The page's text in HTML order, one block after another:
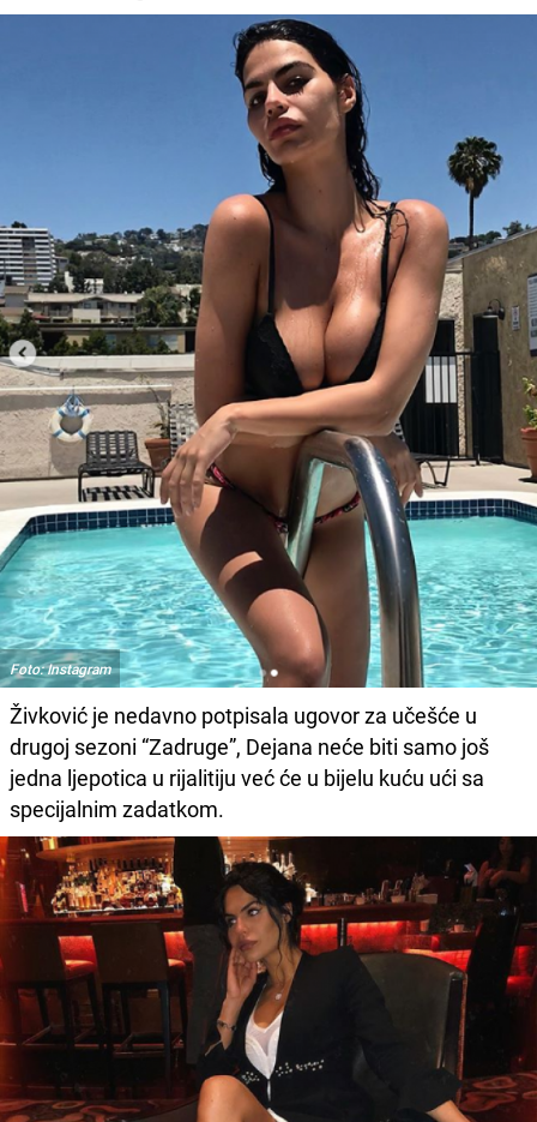
Foto: Instagram
Živković je nedavno potpisala ugovor za učešće u
drugoj sezoni “Zadruge”, Dejana neće biti samo još
jedna ljepotica u rijalitiju već će u bijelu kuću ući sa
specijalnim zadatkom.